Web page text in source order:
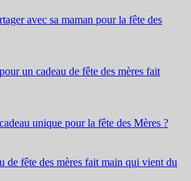
avec sa maman pour la fête des
un cadeau de fête des mères fait
unique pour la fête des Mères ?
de fête des mères fait main qui vient du